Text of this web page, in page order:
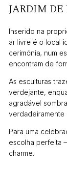
JARDIM DE
Inserido na
ar livre é o local
cerimónia, num
encontram de
As esculturas
verdejante,
agradável
verdadeiramente
Para uma
escolha perfeita
charme.